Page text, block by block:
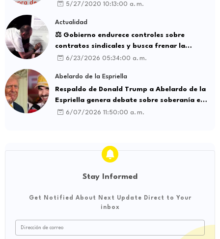
5/27/2020 10:13:00 a. m.
Actualidad
⚖️ Gobierno endurece controles sobre
contratos sindicales y busca frenar la
intermediación laboral ilegal
6/23/2026 05:34:00 a. m.
Abelardo de la Espriella
Respaldo de Donald Trump a Abelardo de la
Espriella genera debate sobre soberanía e
influencia internacional
6/07/2026 11:50:00 a. m.
Stay Informed
Get Notified About Next Update Direct to Your
inbox